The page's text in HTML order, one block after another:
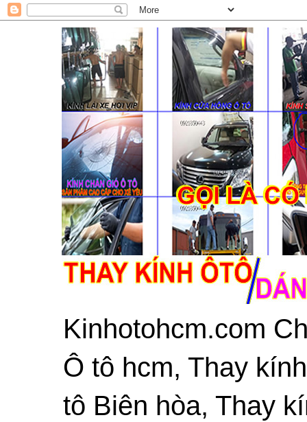
Kinhotohcm.com
Ô tô hcm, Thay
tô Biên hòa, Thay